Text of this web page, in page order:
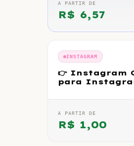
A PARTIR DE
R$ 6,57
INSTAGRAM
👉 Instagram
para
A PARTIR DE
R$ 1,00